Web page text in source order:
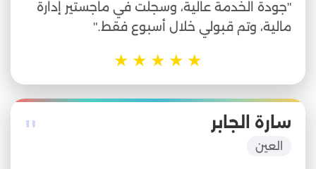
"جودة الخدمة عالية، وسجلت في ماجستير إدارة
مالية، وتم قبولي خلال أسبوع فقط."
★
★
★
★
★
" سارة الجابر
العين